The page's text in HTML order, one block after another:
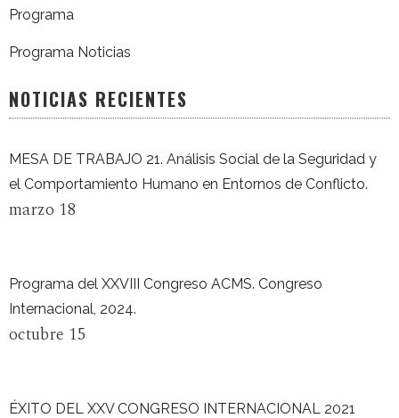
Programa
Programa Noticias
NOTICIAS RECIENTES
MESA DE TRABAJO 21. Análisis Social de la Seguridad y
el Comportamiento Humano en Entornos de Conflicto.
marzo 18
Programa del XXVIII Congreso ACMS. Congreso
Internacional, 2024.
octubre 15
ÉXITO DEL XXV CONGRESO INTERNACIONAL 2021